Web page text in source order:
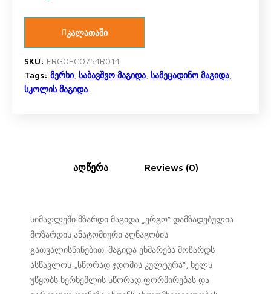
კალათაში
SKU: ERGOECO754R014
Tags: მერხი საბავშვო მაგიდა სამეცადინო მაგიდა
სკოლის მაგიდა
აღწერა Reviews (0)
სიმაღლეში მზარდი მაგიდა „ერგო“ დამზადებულია
მოზარდის ანატომიური აღნაგობის
გათვალისწინებით. მაგიდა ეხმარება მოზარდს
ასწავლოს „სწორად ჯდომის კულტურა“, ხელს
უწყობს ხერხემლის სწორად ფორმირებას და